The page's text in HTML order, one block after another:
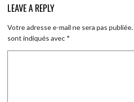
LEAVE A REPLY
Votre adresse e-mail ne sera pas publiée.
sont indiqués avec *